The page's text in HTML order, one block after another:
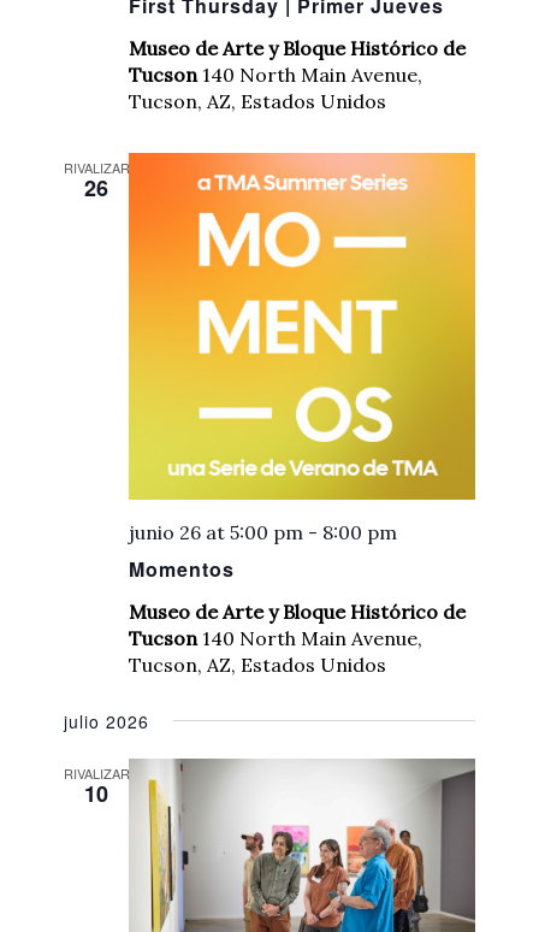
Museo de Arte y Bloque Histórico de
Tucson 140 North Main Avenue,
Tucson, AZ, Estados Unidos
RIVALIZAR
26
Momentos
junio 26 at 5:00 pm - 8:00 pm
Museo de Arte y Bloque Histórico de
Tucson 140 North Main Avenue,
Tucson, AZ, Estados Unidos
julio 2026
RIVALIZAR
10